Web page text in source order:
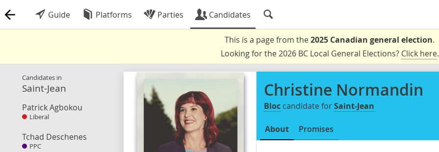
Guide Platforms Parties Candidates
This is a page from the2025 Canadian general election.
Looking for the 2026 BC Local General Elections? Click here.
Candidates in
Saint-Jean
Patrick Agbokou
Liberal
Tchad Deschenes
PPC
Christine Normandin
Bloc candidate forSaint-Jean
About Promises